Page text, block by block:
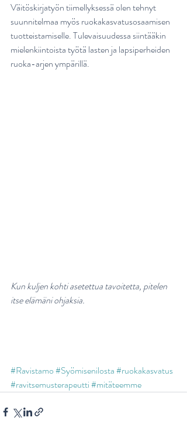
Väitöskirjatyön tiimellyksessä olen tehnyt
suunnitelmaa myös ruokakasvatusosaamisen
tuotteistamiselle. Tulevaisuudessa siintääkin
mielenkiintoista työtä lasten ja lapsiperheiden
ruoka-arjen ympärillä.
Kun kuljen kohti asetettua tavoitetta, pitelen
itse elämäni ohjaksia.
#Ravistamo#Syömisenilosta#ruokakasvatus
#ravitsemusterapeutti#mitäteemme